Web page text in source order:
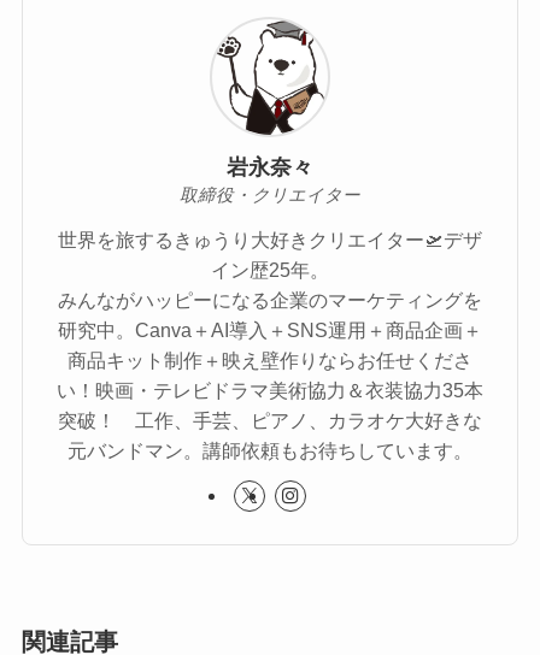
岩永奈々
取締役・クリエイター
世界を旅するきゅうり大好きクリエイター🛫デザ
イン歴25年。
みんながハッピーになる企業のマーケティングを
研究中。Canva＋AI導入＋SNS運用＋商品企画＋
商品キット制作＋映え壁作りならお任せくださ
い！映画・テレビドラマ美術協力＆衣装協力35本
突破！ 工作、手芸、ピアノ、カラオケ大好きな
元バンドマン。講師依頼もお待ちしています。
関連記事